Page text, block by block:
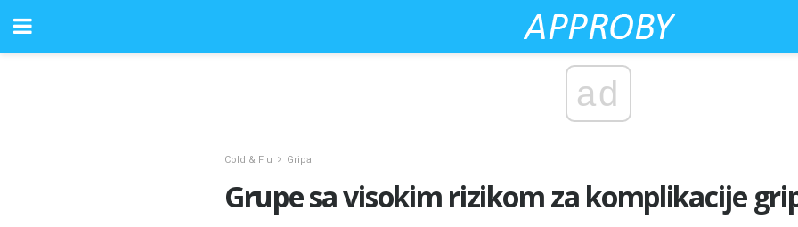
ad
Cold & Flu Gripa
Grupe sa visokim rizikom za komplikacije